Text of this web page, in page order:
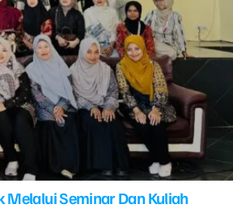
Melalui Seminar Dan Kuliah